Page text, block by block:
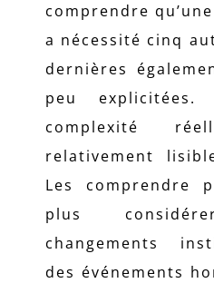
comprendre
a nécessité cinq
dernières
peu
complexité
relativement
Les comprendre
plus
changements
des événements